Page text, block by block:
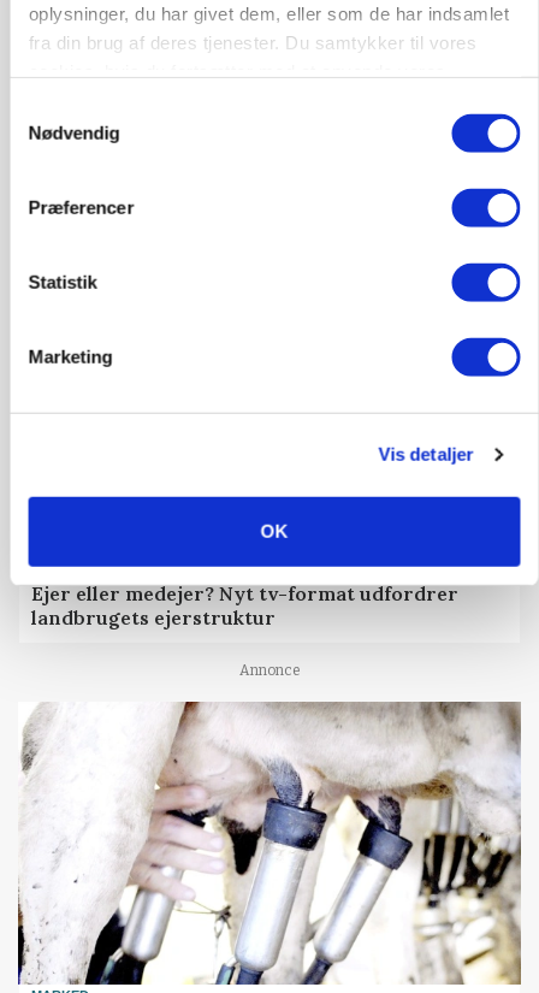
oplysninger, du har givet dem, eller som de har indsamlet
fra din brug af deres tjenester. Du samtykker til vores
Nødvendig
Præferencer
Statistik
Marketing
Vis detaljer
OK
Prisgab på 20 kroner pr. kg vokser: Polsk kylling
BUSINESS
Ejer eller medejer? Nyt tv-format udfordrer
landbrugets ejerstruktur
Annonce